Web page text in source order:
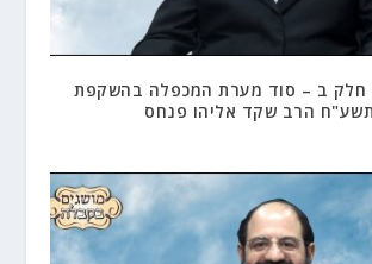
חלק ב – סוד מערת המכפלה בהשקפת
הרב שקד אליהו פנחס